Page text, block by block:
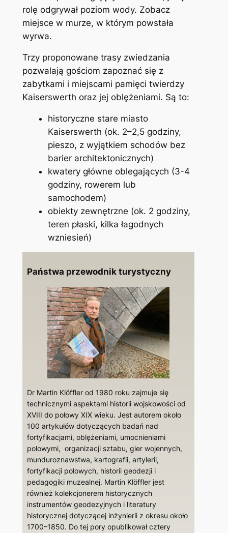
rolę odgrywał poziom wody. Zobacz
miejsce w murze, w którym powstała
wyrwa.
Trzy proponowane trasy zwiedzania
pozwalają gościom zapoznać się z
zabytkami i miejscami pamięci twierdzy
Kaiserswerth oraz jej oblężeniami. Są to:
historyczne stare miasto
Kaiserswerth (ok. 2–2,5 godziny,
pieszo, z wyjątkiem schodów bez
barier architektonicznych)
kwatery główne oblegających (3-4
godziny, rowerem lub
samochodem)
obiekty zewnętrzne (ok. 2 godziny,
teren płaski, kilka łagodnych
wzniesień)
Państwa przewodnik turystyczny
Dr Martin Klöffler od 1980 roku zajmuje się
technicznymi aspektami historii wojskowości od
XVIII do połowy XIX wieku. Jest autorem około
100 artykułów dotyczących badań nad
fortyfikacjami, oblężeniami, umocnieniami
polowymi, organizacji sztabu, gier wojennych,
munduroznawstwa, kartografii, artylerii,
fortyfikacji polowych, historii geodezji i
pedagogiki muzealnej. Martin Klöffler jest
również kolekcjonerem historycznych
instrumentów geodezyjnych i literatury
historycznej dotyczącej inżynierii z okresu około
1700–1850. Do tej pory opublikował cztery